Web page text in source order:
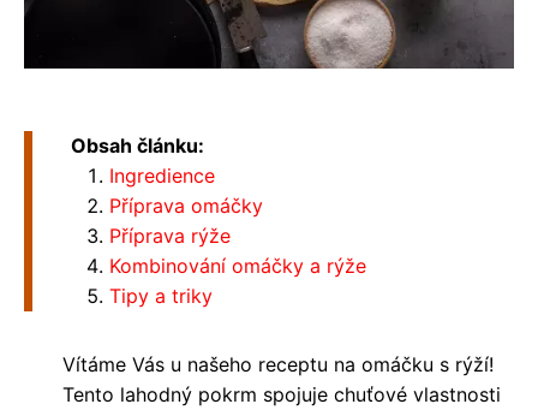
Obsah článku:
Ingredience
Příprava omáčky
Příprava rýže
Kombinování omáčky a rýže
Tipy a triky
Vítáme Vás u našeho receptu na omáčku s rýží!
Tento lahodný pokrm spojuje chuťové vlastnosti